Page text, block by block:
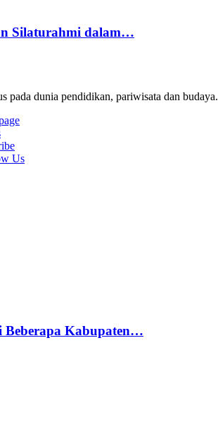
Silaturahmi dalam…
pada dunia pendidikan, pariwisata dan budaya.
Us
Beberapa Kabupaten…